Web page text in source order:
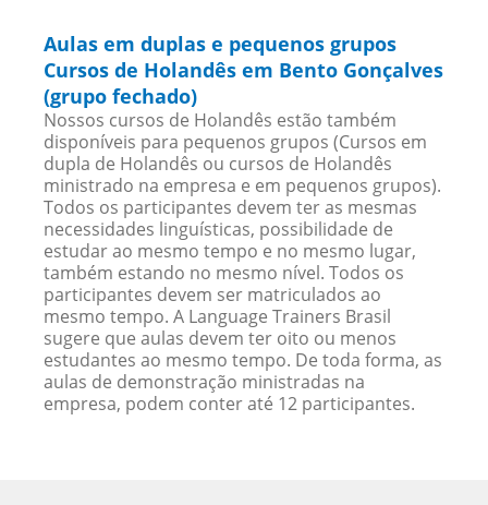
Aulas em duplas e pequenos grupos
Cursos de Holandês em Bento Gonçalves
(grupo fechado)
Nossos cursos de Holandês estão também
disponíveis para pequenos grupos (Cursos em
dupla de Holandês ou cursos de Holandês
ministrado na empresa e em pequenos grupos).
Todos os participantes devem ter as mesmas
necessidades linguísticas, possibilidade de
estudar ao mesmo tempo e no mesmo lugar,
também estando no mesmo nível. Todos os
participantes devem ser matriculados ao
mesmo tempo. A Language Trainers Brasil
sugere que aulas devem ter oito ou menos
estudantes ao mesmo tempo. De toda forma, as
aulas de demonstração ministradas na
empresa, podem conter até 12 participantes.